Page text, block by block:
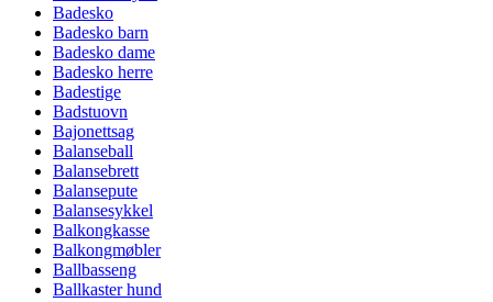
Badesko
Badesko barn
Badesko dame
Badesko herre
Badestige
Badstuovn
Bajonettsag
Balanseball
Balansebrett
Balansepute
Balansesykkel
Balkongkasse
Balkongmøbler
Ballbasseng
Ballkaster hund